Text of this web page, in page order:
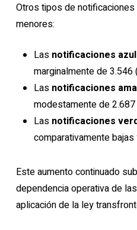
Otros tipos de
menores:
Las notificaciones
marginalmente de
Las notificaciones
modestamente de
Las notificaciones
comparativamente
Este aumento continuado
dependencia operativa de
aplicación de la ley